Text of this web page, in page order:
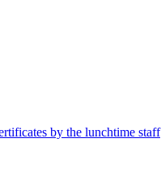
by the lunchtime staff